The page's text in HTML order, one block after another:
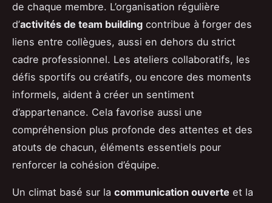
de chaque membre. L’organisation régulière
d’activités de team building contribue à forger des
liens entre collègues, aussi en dehors du strict
cadre professionnel. Les ateliers collaboratifs, les
défis sportifs ou créatifs, ou encore des moments
informels, aident à créer un sentiment
d’appartenance. Cela favorise aussi une
compréhension plus profonde des attentes et des
atouts de chacun, éléments essentiels pour
renforcer la cohésion d’équipe.
Un climat basé sur la communication ouverte et la